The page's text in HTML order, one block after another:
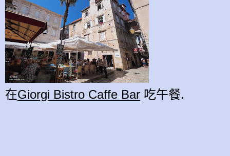
在Giorgi Bistro Caffe Bar 吃午餐.